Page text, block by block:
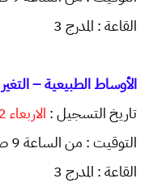
القاعة : المدرج 3
الأوساط الطبيعية –
تاريخ التسجيل : الاربعاء 12 أكتوبر 2022
التوقيت : من الساعة 9 صباحا إلى 13 بعد الزوال
القاعة : المدرج 3